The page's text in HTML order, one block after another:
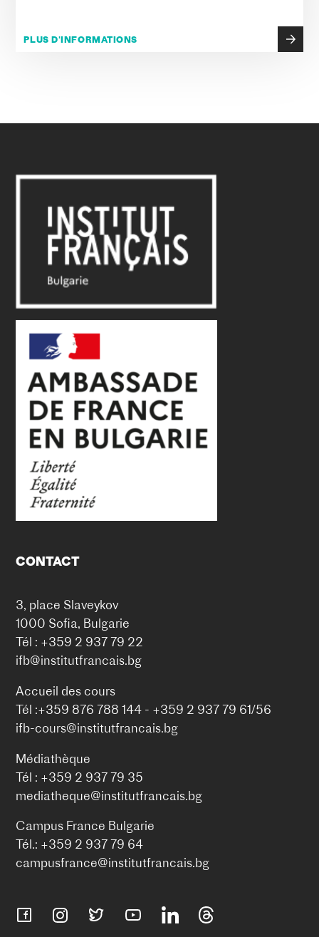
PLUS D'INFORMATIONS
CONTACT
3, place Slaveykov
1000 Sofia, Bulgarie
Tél : +359 2 937 79 22
ifb@institutfrancais.bg
Accueil des cours
Tél :+359 876 788 144 - +359 2 937 79 61/56
ifb-cours@institutfrancais.bg
Médiathèque
Tél : +359 2 937 79 35
mediatheque@institutfrancais.bg
Campus France Bulgarie
Tél.: +359 2 937 79 64
campusfrance@institutfrancais.bg